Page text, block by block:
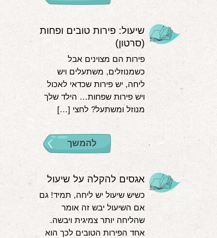
שיעול: פירות טובים ופחות
(סרטון)
פירות הם מצוינים אבל
כשמנוזלים, משתעלים ויש
ליחה, יש פירות שכדאי לאכול
ויש פירות שפחות… הילד שלך
מנוזל ומשתעל? לחצי […]
להמשך
אגסים להקלה על שיעול
כשיש שיעול יש ליחה, תמיד! גם
אם השיעול יבש זה אומר
שהליחה יותר צמיגית ויבשה.
אחד הפירות הטובים לכך הוא